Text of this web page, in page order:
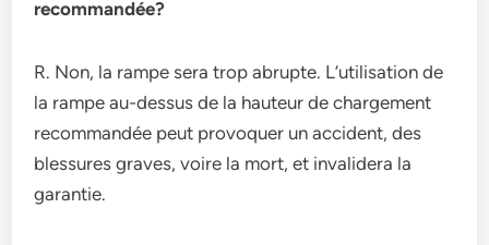
recommandée?
R. Non, la rampe sera trop abrupte. L’utilisation de
la rampe au-dessus de la hauteur de chargement
recommandée peut provoquer un accident, des
blessures graves, voire la mort, et invalidera la
garantie.